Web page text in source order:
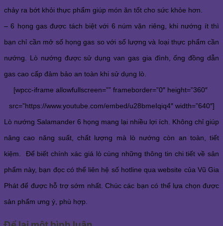
chảy ra bớt khỏi thực phẩm giúp món ăn tốt cho sức khỏe hơn.
– 6 họng gas được tách biệt với 6 núm vặn riêng, khi nướng ít thì
bạn chỉ cần mở số họng gas so với số lượng và loại thực phẩm cần
nướng. Lò nướng được sử dụng van gas gia đình, ống đồng dẫn
gas cao cấp đảm bảo an toàn khi sử dụng lò.
[wpcc-iframe allowfullscreen=”” frameborder=”0″ height=”360″
src=”https://www.youtube.com/embed/u28bmeIqiq4″ width=”640″]
Lò nướng Salamander 6 họng mang lại nhiều lợi ích. Không chỉ giúp
nâng cao năng suất, chất lượng mà lò nướng còn an toàn, tiết
kiệm.  Để biết chính xác giá lò cùng những thông tin chi tiết về sản
phẩm này, bạn đọc có thể liên hệ số hotline qua website của Vũ Gia
Phát để được hỗ trợ sớm nhất. Chúc các bạn có thể lựa chọn được
sản phẩm ưng ý, phù hợp.